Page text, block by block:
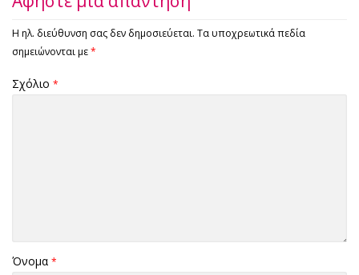
Η ηλ. διεύθυνση σας δεν δημοσιεύεται. Τα υποχρεωτικά πεδία
σημειώνονται με*
Σχόλιο *
Όνομα *